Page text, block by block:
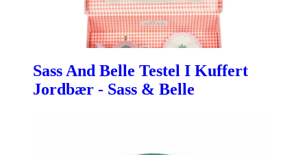
Sass And Belle Testel I Kuffert
Jordbær - Sass & Belle